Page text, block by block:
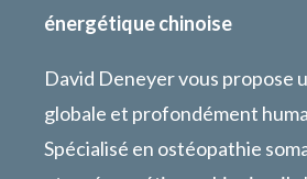
énergétique chinoise
David Deneyer vous propose
globale et profondément
Spécialisé en ostéopathie